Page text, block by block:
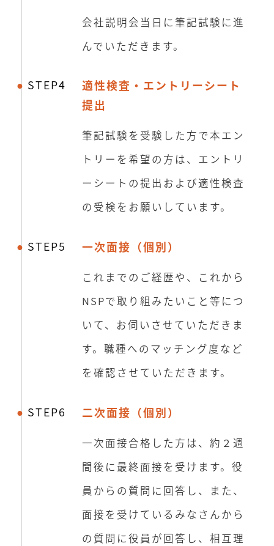
会社説明会当日に筆記試験に進
んでいただきます。
STEP4
適性検査・エントリーシート
提出
筆記試験を受験した方で本エン
トリーを希望の方は、エントリ
ーシートの提出および適性検査
の受検をお願いしています。
STEP5 一次面接（個別）
これまでのご経歴や、これから
NSPで取り組みたいこと等につ
いて、お伺いさせていただきま
す。職種へのマッチング度など
を確認させていただきます。
STEP6 二次面接（個別）
一次面接合格した方は、約２週
間後に最終面接を受けます。役
員からの質問に回答し、また、
面接を受けているみなさんから
の質問に役員が回答し、相互理